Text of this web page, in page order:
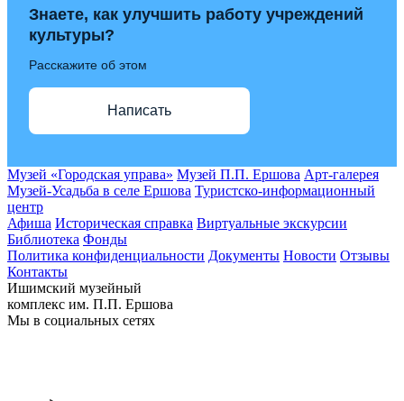
Знаете, как улучшить работу учреждений
культуры?
Расскажите об этом
Написать
Музей «Городская управа» Музей П.П. Ершова Арт-галерея
Музей-Усадьба в селе Ершова Туристско-информационный
центр
Афиша Историческая справка Виртуальные экскурсии
Библиотека Фонды
Политика конфиденциальности Документы Новости Отзывы
Контакты
Ишимский музейный
комплекс им. П.П. Ершова
Мы в социальных сетях